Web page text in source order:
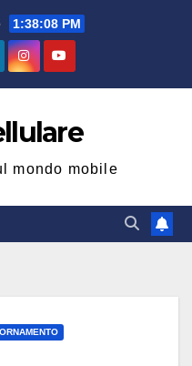
1:38:09 PM
mondo mobile